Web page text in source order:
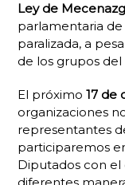
Ley de
parlamentaria
paralizada, a
de los grupos
El próximo17 de
organizaciones
representantes
participaremos
Diputados con el